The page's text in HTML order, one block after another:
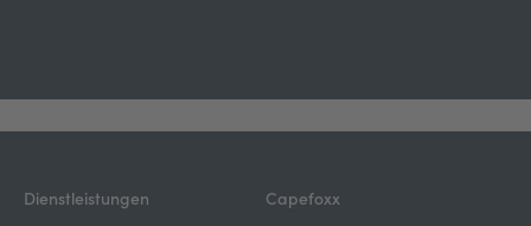
Dienstleistungen Capefoxx